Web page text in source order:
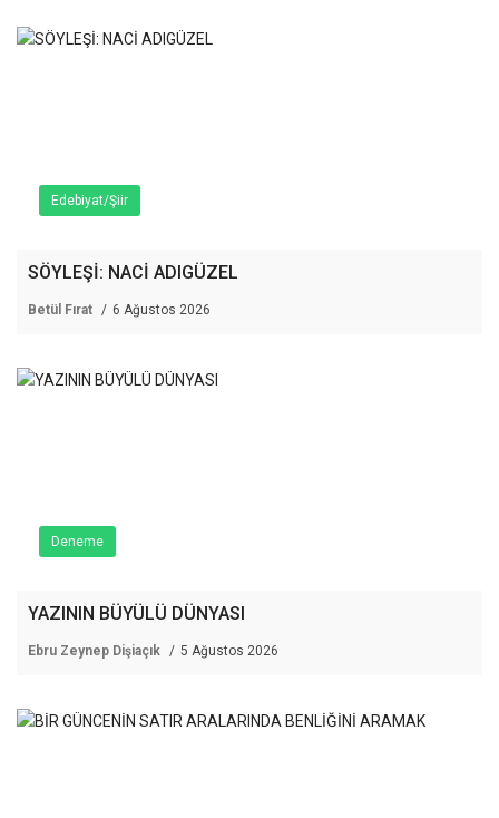
Edebiyat/Şiir
SÖYLEŞİ: NACİ ADIGÜZEL
Betül Fırat 6 Ağustos 2026
Deneme
YAZININ BÜYÜLÜ DÜNYASI
Ebru Zeynep Dişiaçık 5 Ağustos 2026